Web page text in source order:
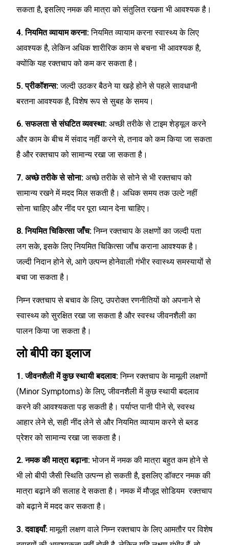
सकता है, इसलिए नमक की मात्रा को संतुलित रखना भी आवश्यक है।
4. नियमित व्यायाम करना:नियमित व्यायाम करना स्वास्थ्य के लिए
आवश्यक है, लेकिन अधिक शारीरिक काम से बचना भी आवश्यक है,
क्योंकि यह रक्तचाप को कम कर सकता है।
5. प्रीकॉशन्स:जल्दी उठकर बैठने या खड़े होने से पहले सावधानी
बरतना आवश्यक है, विशेष रूप से सुबह के समय।
6. सफलता से संघटित व्यवस्था: अच्छी तरीके से टाइम शेड्यूल करने
और काम के बीच में संवाद नहीं करने से, तनाव को कम किया जा सकता
है और रक्तचाप को सामान्य रखा जा सकता है।
7. अच्छे तरीके से सोना: अच्छे तरीके से सोने से भी रक्तचाप को
सामान्य रखने में मदद मिल सकती है। अधिक समय तक उल्टे नहीं
सोना चाहिए और नींद पर पूरा ध्यान देना चाहिए।
8. नियमित चिकित्सा जाँच:निम्न रक्तचाप के लक्षणों का जल्दी पता
लग सके, इसके लिए नियमित चिकित्सा जाँच कराना आवश्यक है।
जल्दी निदान होने से, आगे उत्पन्न होनेवाली गंभीर स्वास्थ्य समस्यायों से
बचा जा सकता है।
निम्न रक्तचाप से बचाव के लिए, उपरोक्त रणनीतियों को अपनाने से
स्वास्थ्य को सुरक्षित रखा जा सकता है और स्वस्थ जीवनशैली का
पालन किया जा सकता है।
लो बीपी का इलाज
1. जीवनशैली में कुछ स्थायी बदलाव:निम्न रक्तचाप के मामूली लक्षणों
(Minor Symptoms) के लिए, जीवनशैली में कुछ स्थायी बदलाव
करने की आवश्यकता पड़ सकती है। पर्याप्त पानी पीने से, स्वस्थ
आहार लेने से, सही नींद लेने से और नियमित व्यायाम करने से ब्लड
प्रेशर को सामान्य रखा जा सकता है।
2. नमक की मात्रा बढ़ाना: भोजन में नमक की मात्रा बहुत कम होने से
भी लो बीपी जैसी स्थिति उत्पन्न हो सकती है, इसलिए डॉक्टर नमक की
मात्रा बढ़ाने की सलाह दे सकता है। नमक में मौजूद सोडियम रक्तचाप
को बढ़ाने में मदद कर सकता है।
3. दवाइयाँ:मामूली लक्षण वाले निम्न रक्तचाप के लिए आमतौर पर विशेष